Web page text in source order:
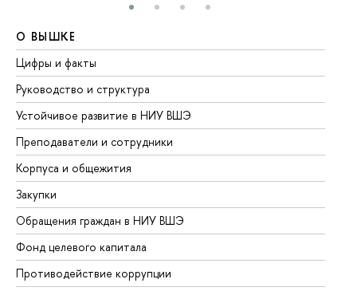
О ВЫШКЕ
Цифры и факты
Руководство и структура
Устойчивое развитие в НИУ ВШЭ
Преподаватели и сотрудники
Корпуса и общежития
Закупки
Обращения граждан в НИУ ВШЭ
Фонд целевого капитала
Противодействие коррупции